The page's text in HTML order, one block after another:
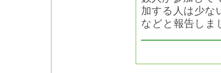
加する人は少な
などと報告しま